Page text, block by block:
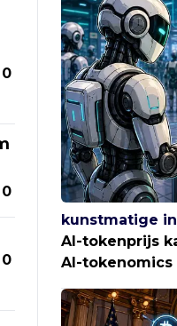
0
0
0
kunstmatige
AI-tokenprijs
AI-tokenomics